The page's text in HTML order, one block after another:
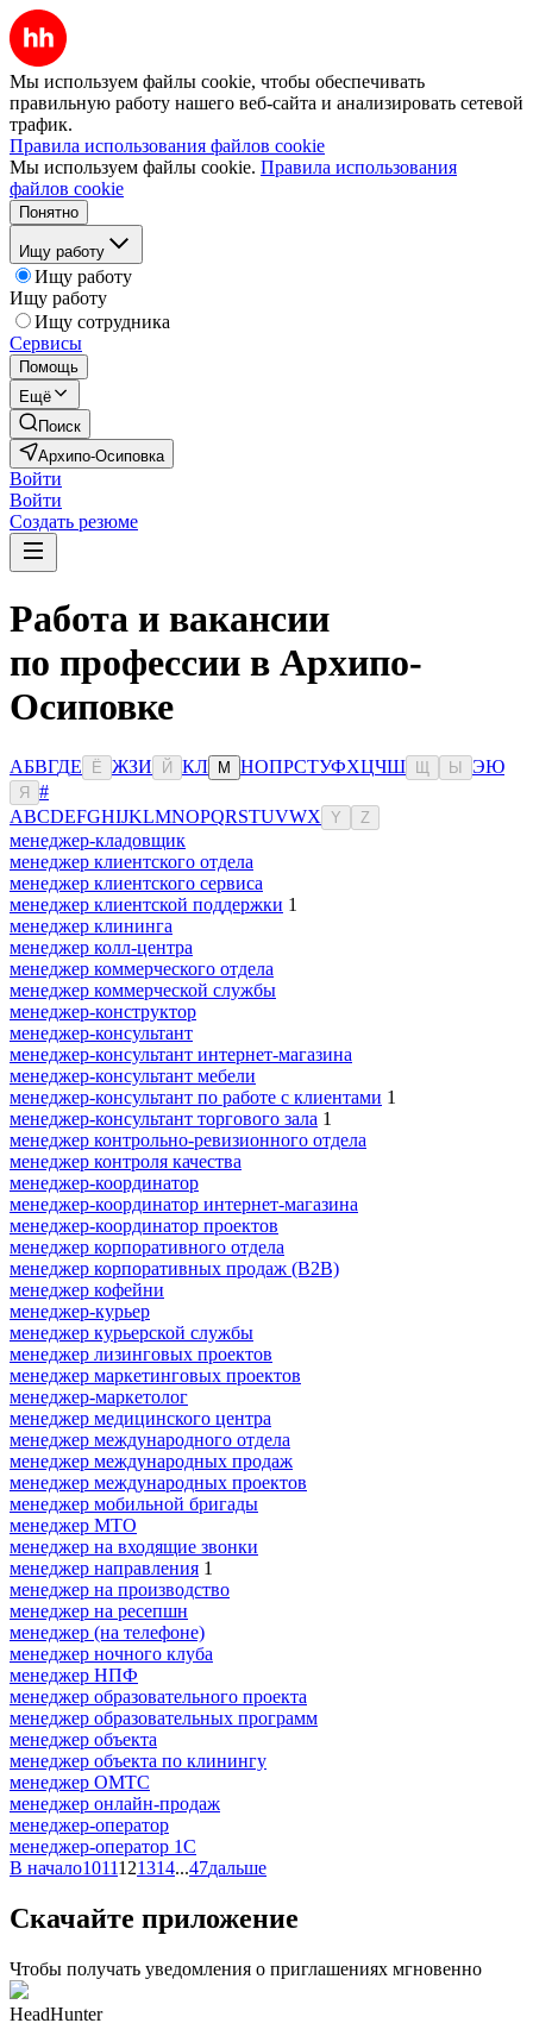
Мы используем файлы cookie, чтобы обеспечивать
правильную работу нашего веб-сайта и анализировать сетевой
трафик.
Правила использования файлов cookie
Мы используем файлы cookie. Правила использования
файлов cookie
Понятно
Ищу работу
Ищу работу
Ищу работу
Ищу сотрудника
Сервисы
Помощь
Ещё
Поиск
Архипо-Осиповка
Войти
Войти
Создать резюме
Работа и вакансии
по профессии в Архипо-
Осиповке
АБВГДЕ Ё ЖЗИ Й КЛ М НОПРСТУФХЦЧШ Ы ЭЮ
Я
#
ABCDEFGHIJKLMNOPQRSTUVWX Y Z
менеджер-кладовщик
менеджер клиентского отдела
менеджер клиентского сервиса
менеджер клиентской поддержки 1
менеджер клининга
менеджер колл-центра
менеджер коммерческого отдела
менеджер коммерческой службы
менеджер-конструктор
менеджер-консультант
менеджер-консультант интернет-магазина
менеджер-консультант мебели
менеджер-консультант по работе с клиентами 1
менеджер-консультант торгового зала 1
менеджер контрольно-ревизионного отдела
менеджер контроля качества
менеджер-координатор
менеджер-координатор интернет-магазина
менеджер-координатор проектов
менеджер корпоративного отдела
менеджер корпоративных продаж (B2B)
менеджер кофейни
менеджер-курьер
менеджер курьерской службы
менеджер лизинговых проектов
менеджер маркетинговых проектов
менеджер-маркетолог
менеджер медицинского центра
менеджер международного отдела
менеджер международных продаж
менеджер международных проектов
менеджер мобильной бригады
менеджер МТО
менеджер на входящие звонки
менеджер направления 1
менеджер на производство
менеджер на ресепшн
менеджер (на телефоне)
менеджер ночного клуба
менеджер НПФ
менеджер образовательного проекта
менеджер образовательных программ
менеджер объекта
менеджер объекта по клинингу
менеджер ОМТС
менеджер онлайн-продаж
менеджер-оператор
менеджер-оператор 1С
В начало1011121314...47дальше
Скачайте приложение
Чтобы получать уведомления о приглашениях мгновенно
HeadHunter